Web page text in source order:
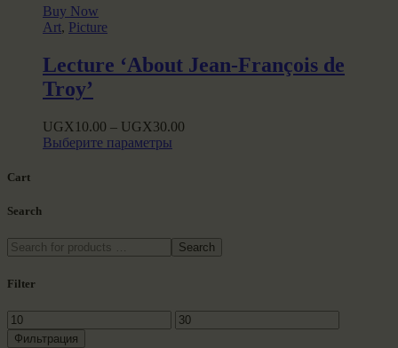
The
options
chosen
the
Buy Now
Art, Picture
Lecture ‘About Jean-François de
Troy’
UGX 10.00 – UGX30.00
Выберите параметры
options
may
the
product
Cart
Search
Search
Filter
Минимальная
цена
Максимальная
цена
Фильтрация